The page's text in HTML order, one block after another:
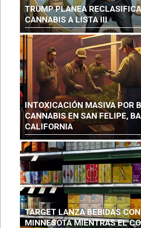
TRUMP PLANEA
CANNABIS A LISTA III
INTOXICACIÓN MASIVA POR
CANNABIS EN SAN FELIPE,
CALIFORNIA
TARGET LANZA BEBIDAS
MINNESOTA MIENTRAS EL